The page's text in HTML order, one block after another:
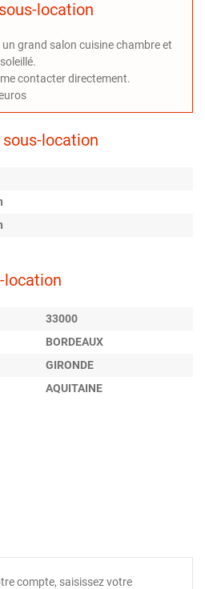
location
grand salon cuisine chambre et
contacter directement.
location
location
33000
BORDEAUX
GIRONDE
AQUITAINE
compte, saisissez votre